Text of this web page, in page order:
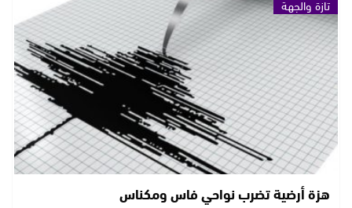
هزة أرضية تضرب نواحي فاس ومكناس